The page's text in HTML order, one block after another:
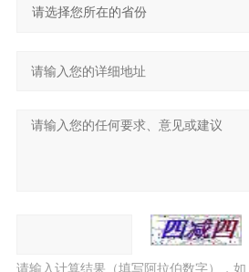
请输入计算结果（填写阿拉伯数字），